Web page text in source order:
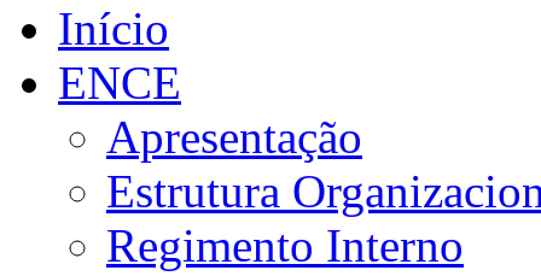
Início
ENCE
Apresentação
Estrutura
Regimento Interno